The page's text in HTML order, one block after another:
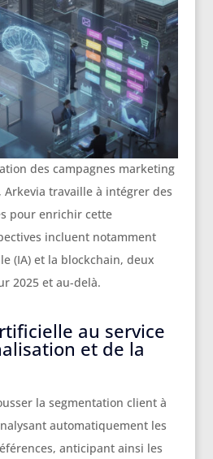
des campagnes marketing
travaille à intégrer des
pour enrichir cette
incluent notamment
(IA) et la blockchain, deux
2025 et au-delà.
au service
et de la
la segmentation client à
automatiquement les
anticipant ainsi les